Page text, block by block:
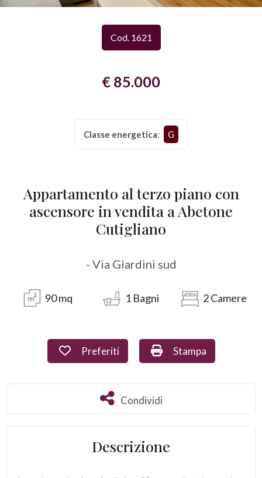
Cod. 1621
€ 85.000
Classe energetica: G
Appartamento al terzo piano con
ascensore in vendita a Abetone
Cutigliano
- Via Giardini sud
90mq 1Bagni 2Camere
Preferiti: Cod. 1621
Preferiti Stampa: Cod. 1621
Stampa
Condividi
Condividi
Descrizione
multiscelta
Commerciali